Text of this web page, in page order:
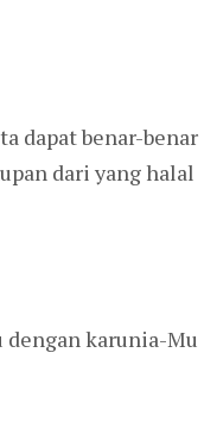
dapat benar-benar
dari yang halal
dengan karunia-Mu